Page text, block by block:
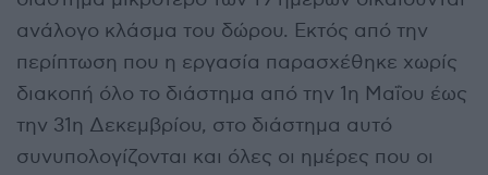
ανάλογο κλάσμα του δώρου. Εκτός από την
περίπτωση που η εργασία παρασχέθηκε χωρίς
διακοπή όλο το διάστημα από την 1η Μαΐου έως
την 31η Δεκεμβρίου, στο διάστημα αυτό
συνυπολογίζονται και όλες οι ημέρες που οι